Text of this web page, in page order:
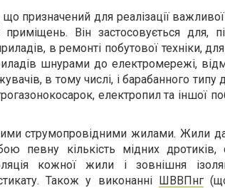
призначений для реалізації
Він застосовується для,
в ремонті побутової техніки,
шнурами до електромережі,
в тому числі, і барабанного типу
електропил та іншої
струмопровідними жилами. Жили
певну кількість мідних дротиків,
кожної жили і зовнішня
Також у виконанні ШВВПнг